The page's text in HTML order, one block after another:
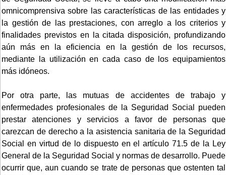
omnicomprensiva sobre las características de las entidades y
la gestión de las prestaciones, con arreglo a los criterios y
finalidades previstos en la citada disposición, profundizando
aún más en la eficiencia en la gestión de los recursos,
mediante la utilización en cada caso de los equipamientos
más idóneos.
Por otra parte, las mutuas de accidentes de trabajo y
enfermedades profesionales de la Seguridad Social pueden
prestar atenciones y servicios a favor de personas que
carezcan de derecho a la asistencia sanitaria de la Seguridad
Social en virtud de lo dispuesto en el artículo 71.5 de la Ley
General de la Seguridad Social y normas de desarrollo. Puede
ocurrir que, aun cuando se trate de personas que ostenten tal